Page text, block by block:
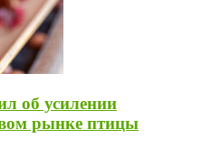
об усилении
рынке птицы